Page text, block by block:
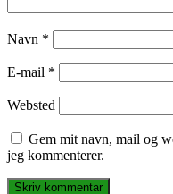
Navn *
E-mail *
Websted
Gem mit navn, mail og
jeg kommenterer.